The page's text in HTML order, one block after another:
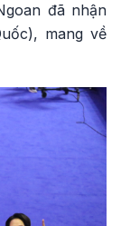
đã nhận
mang về